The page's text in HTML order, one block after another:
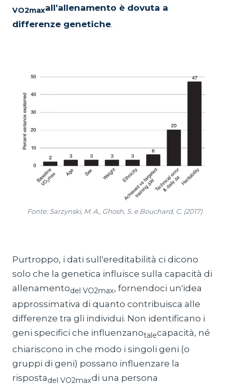
VO2maxall'allenamento è dovuta a
differenze genetiche.
Fonte: Sarzynski, M. A., Ghosh, S. e Bouchard, C. (2017)
Purtroppo, i dati sull'ereditabilità ci dicono
solo che la genetica influisce sulla capacità di
allenamentodel VO2max, fornendoci un'idea
approssimativa di quanto contribuisca alle
differenze tra gli individui. Non identificano i
geni specifici che influenzanotalecapacità, né
chiariscono in che modo i singoli geni (o
gruppi di geni) possano influenzare la
rispostadel VO2maxdi una persona